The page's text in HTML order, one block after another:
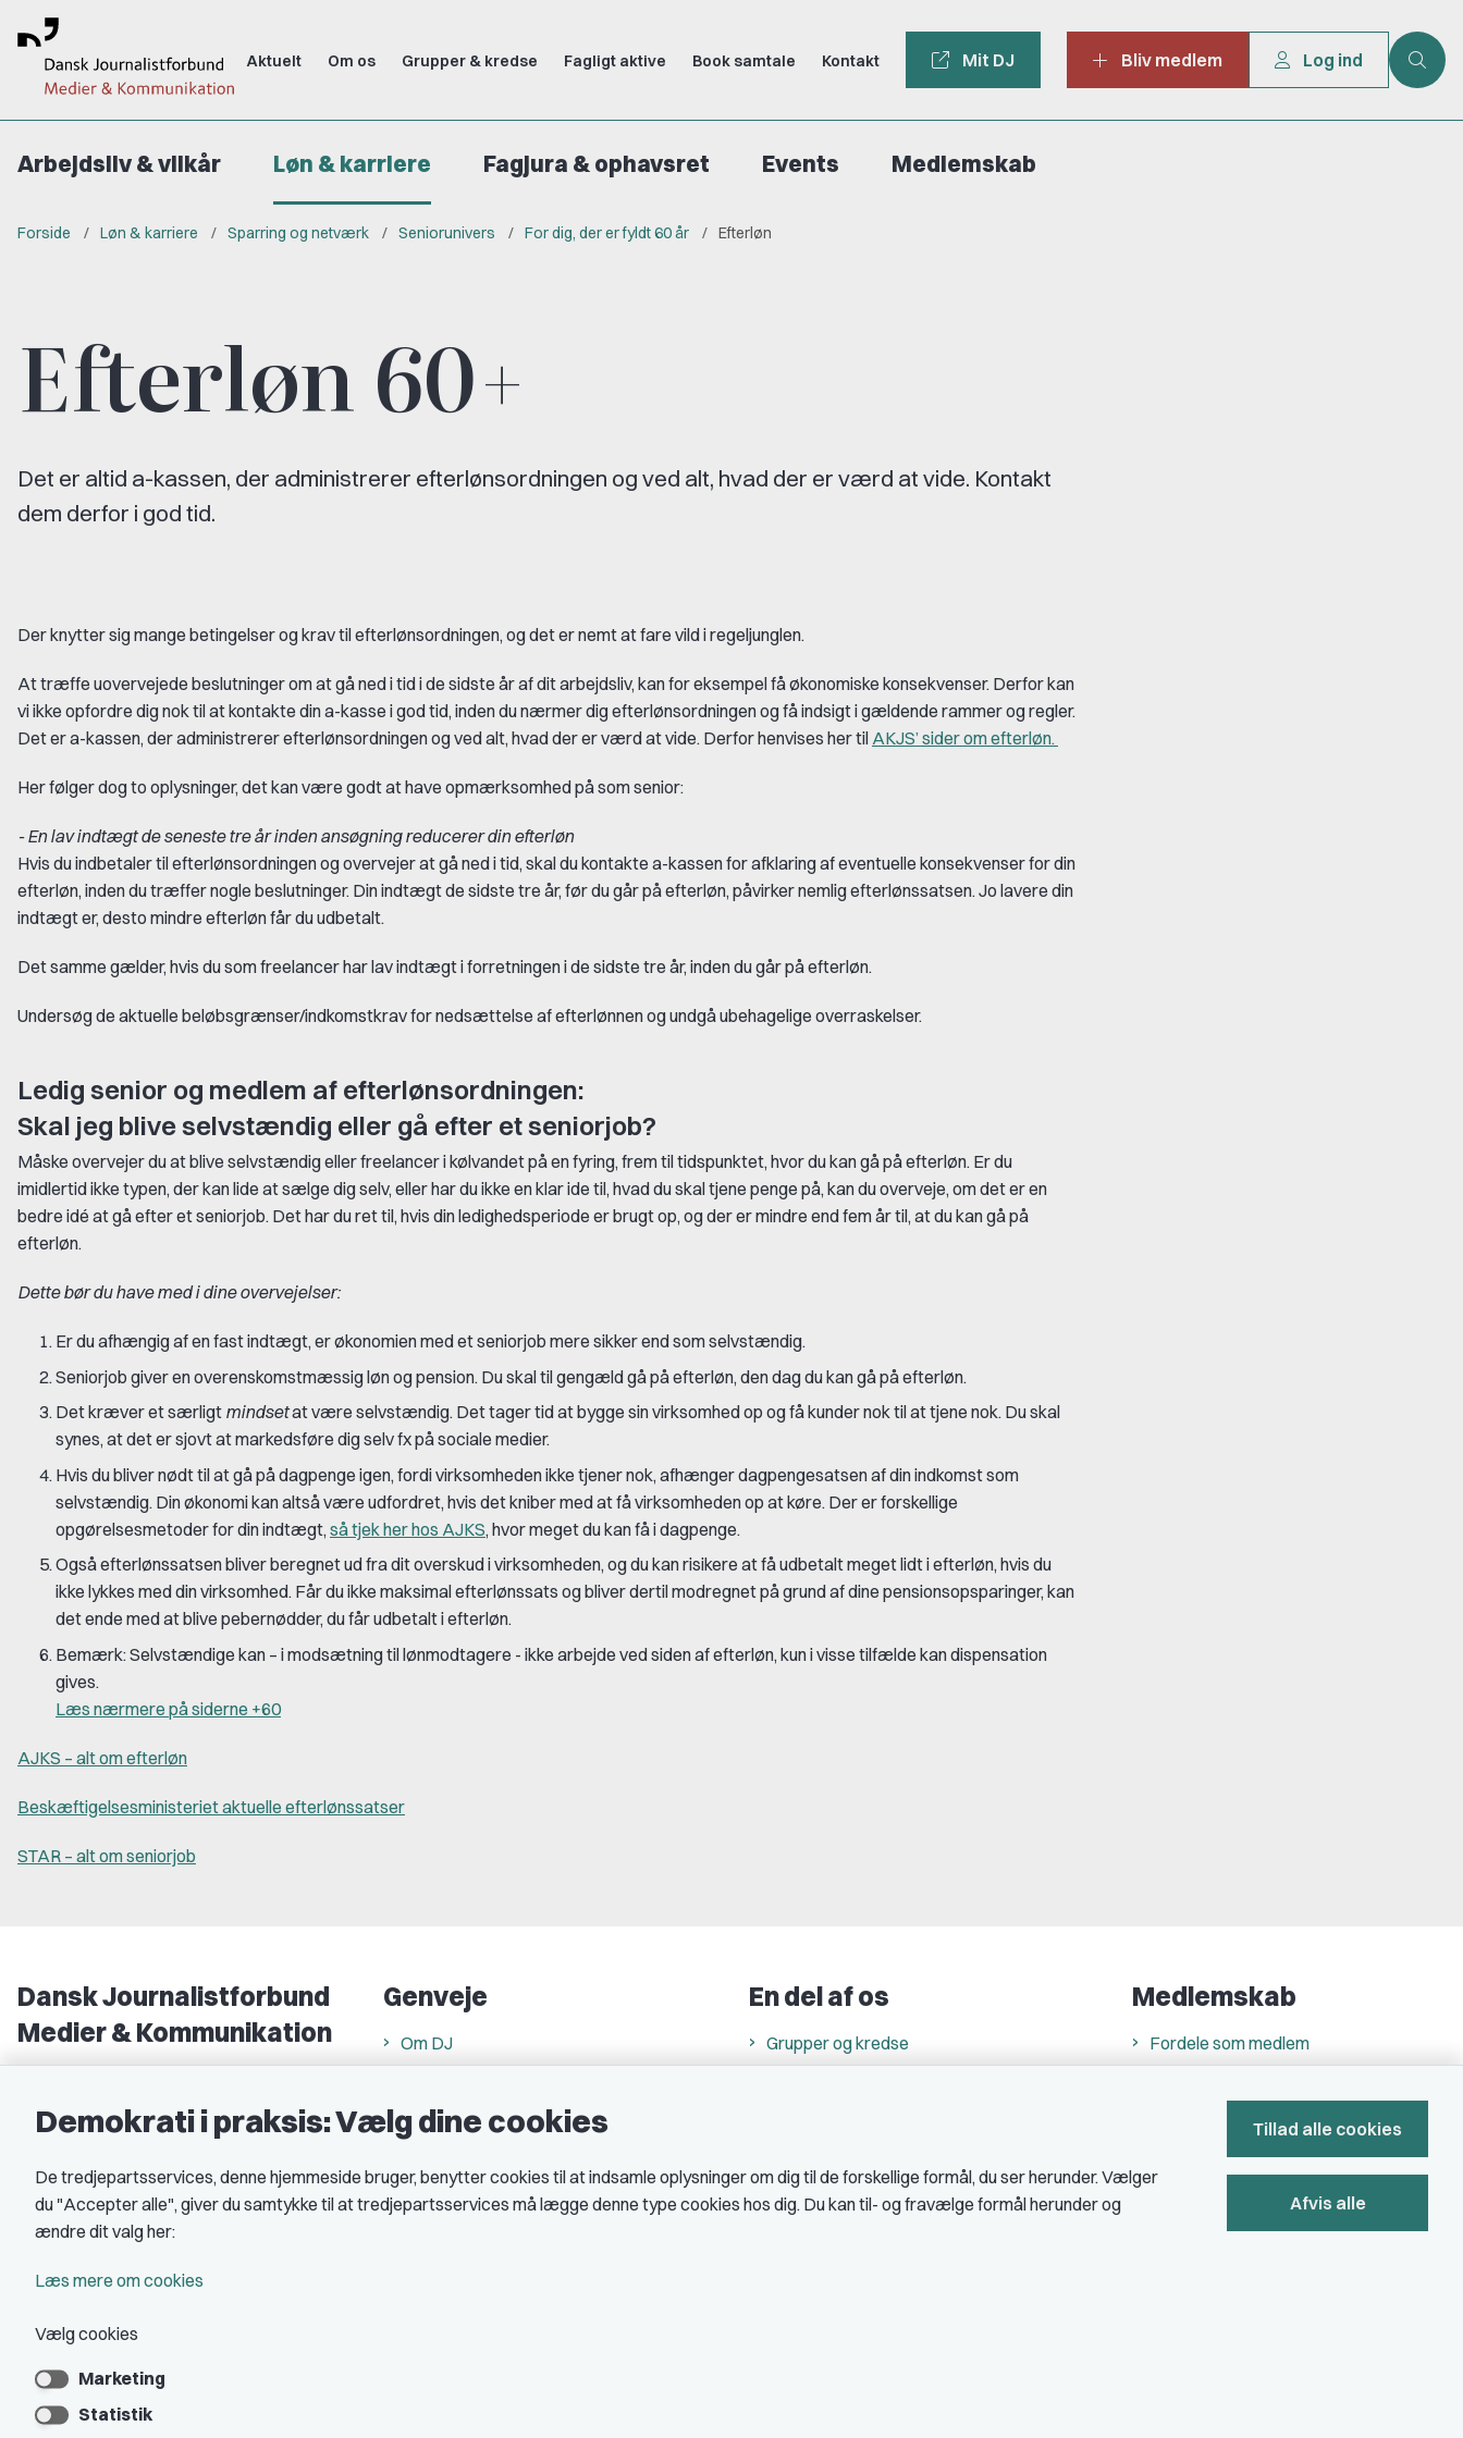
Aktuelt Om os Grupper & kredse Fagligt aktive Book samtale Kontakt Mit DJ Bliv medlem Log ind
Arbejdsliv & vilkår Løn & karriere Fagjura & ophavsret Events Medlemskab
Forside Løn & karriere Sparring og netværk Seniorunivers For dig, der er fyldt 60 år Efterløn
Efterløn 60+
Det er altid a-kassen, der administrerer efterlønsordningen og ved alt, hvad der er værd at vide. Kontakt
dem derfor i god tid.
Der knytter sig mange betingelser og krav til efterlønsordningen, og det er nemt at fare vild i regeljunglen.
At træffe uovervejede beslutninger om at gå ned i tid i de sidste år af dit arbejdsliv, kan for eksempel få økonomiske konsekvenser. Derfor kan
vi ikke opfordre dig nok til at kontakte din a-kasse i god tid, inden du nærmer dig efterlønsordningen og få indsigt i gældende rammer og regler.
Det er a-kassen, der administrerer efterlønsordningen og ved alt, hvad der er værd at vide. Derfor henvises her til AKJS’ sider om efterløn.
Her følger dog to oplysninger, det kan være godt at have opmærksomhed på som senior:
- En lav indtægt de seneste tre år inden ansøgning reducerer din efterløn
Hvis du indbetaler til efterlønsordningen og overvejer at gå ned i tid, skal du kontakte a-kassen for afklaring af eventuelle konsekvenser for din
efterløn, inden du træffer nogle beslutninger. Din indtægt de sidste tre år, før du går på efterløn, påvirker nemlig efterlønssatsen. Jo lavere din
indtægt er, desto mindre efterløn får du udbetalt.
Det samme gælder, hvis du som freelancer har lav indtægt i forretningen i de sidste tre år, inden du går på efterløn.
Undersøg de aktuelle beløbsgrænser/indkomstkrav for nedsættelse af efterlønnen og undgå ubehagelige overraskelser.
Ledig senior og medlem af efterlønsordningen:
Skal jeg blive selvstændig eller gå efter et seniorjob?
Måske overvejer du at blive selvstændig eller freelancer i kølvandet på en fyring, frem til tidspunktet, hvor du kan gå på efterløn. Er du
imidlertid ikke typen, der kan lide at sælge dig selv, eller har du ikke en klar ide til, hvad du skal tjene penge på, kan du overveje, om det er en
bedre idé at gå efter et seniorjob. Det har du ret til, hvis din ledighedsperiode er brugt op, og der er mindre end fem år til, at du kan gå på
efterløn.
Dette bør du have med i dine overvejelser:
Er du afhængig af en fast indtægt, er økonomien med et seniorjob mere sikker end som selvstændig.
Seniorjob giver en overenskomstmæssig løn og pension. Du skal til gengæld gå på efterløn, den dag du kan gå på efterløn.
Det kræver et særligt mindsetat være selvstændig. Det tager tid at bygge sin virksomhed op og få kunder nok til at tjene nok. Du skal
synes, at det er sjovt at markedsføre dig selv fx på sociale medier.
Hvis du bliver nødt til at gå på dagpenge igen, fordi virksomheden ikke tjener nok, afhænger dagpengesatsen af din indkomst som
selvstændig. Din økonomi kan altså være udfordret, hvis det kniber med at få virksomheden op at køre. Der er forskellige
opgørelsesmetoder for din indtægt, så tjek her hos AJKS, hvor meget du kan få i dagpenge.
Også efterlønssatsen bliver beregnet ud fra dit overskud i virksomheden, og du kan risikere at få udbetalt meget lidt i efterløn, hvis du
ikke lykkes med din virksomhed. Får du ikke maksimal efterlønssats og bliver dertil modregnet på grund af dine pensionsopsparinger, kan
det ende med at blive pebernødder, du får udbetalt i efterløn.
Bemærk:Selvstændige kan – i modsætning til lønmodtagere - ikke arbejde ved siden af efterløn, kun i visse tilfælde kan dispensation
gives.
Læs nærmere på siderne +60
AJKS – alt om efterløn
Beskæftigelsesministeriet aktuelle efterlønssatser
STAR – alt om seniorjob
Dansk Journalistforbund
Medier & Kommunikation
EAN nr.: 5790002490071
Kontakt DJ
Genveje
Om DJ
Find freelancer
Rettighedsmidler hos DJ
Åbnings- og telefontider
En del af os
Grupper og kredse
Medlemskab
Fordele som medlem
Bliv medlem
Demokrati i praksis: Vælg dine cookies
De tredjepartsservices, denne hjemmeside bruger, benytter cookies til at indsamle oplysninger om dig til de forskellige formål, du ser herunder. Vælger
du "Accepter alle", giver du samtykke til at tredjepartsservices må lægge denne type cookies hos dig. Du kan til- og fravælge formål herunder og
ændre dit valg her:
Læs mere om cookies
Vælg cookies
Marketing
Statistik
Tillad alle cookies
Afvis alle